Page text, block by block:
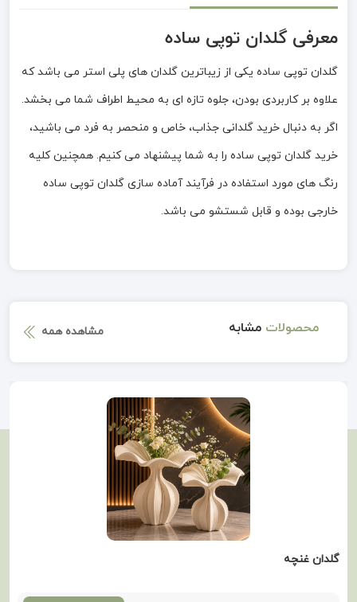
معرفی گلدان توپی ساده
گلدان توپی ساده یکی از زیباترین گلدان های پلی استر می باشد که
علاوه بر کاربردی بودن، جلوه تازه ای به محیط اطراف شما می بخشد.
اگر به دنبال خرید گلدانی جذاب، خاص و منحصر به فرد می باشید،
خرید گلدان توپی ساده را به شما پیشنهاد می کنیم. همچنین کلیه
رنگ های مورد استفاده در فرآیند آماده سازی گلدان توپی ساده
خارجی بوده و قابل شستشو می باشد.
محصولات مشابه مشاهده همه
گلدان غنچه